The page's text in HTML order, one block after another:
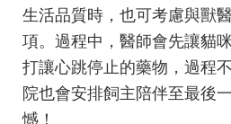
生活品質時，也可考慮與獸
項。過程中，醫師會先讓貓
打讓心跳停止的藥物，過程
院也會安排飼主陪伴至最後
憾！